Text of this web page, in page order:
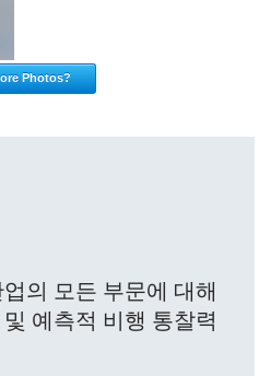
Photos?
의 모든 부문에 대해
예측적 비행 통찰력